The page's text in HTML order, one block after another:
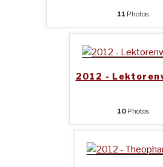
11 Photos
2012 -
10Photos